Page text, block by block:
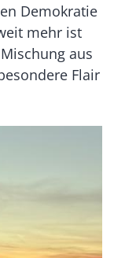
Demokratie
mehr ist
aus
Flair